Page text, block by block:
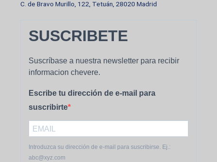
C. de Bravo Murillo, 122, Tetuán, 28020 Madrid
SUSCRIBETE
Suscríbase a nuestra newsletter para recibir
informacion chevere.
Escribe tu dirección de e-mail para
suscribirte
Introduzca su dirección de e-mail para suscribirse. Ej.:
abc@xyz.com